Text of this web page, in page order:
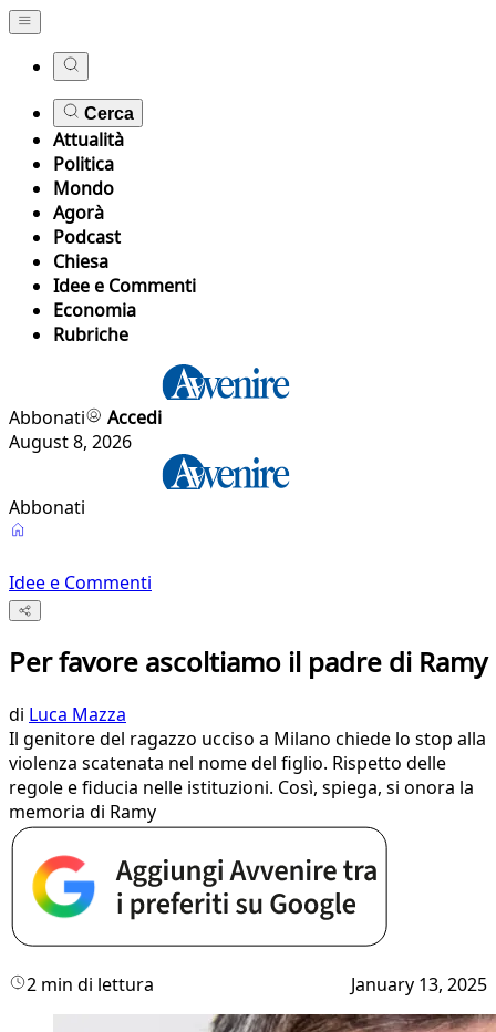
Cerca
Attualità
Politica
Mondo
Agorà
Podcast
Chiesa
Idee e Commenti
Economia
Rubriche
Abbonati
Accedi
August 8, 2026
Abbonati
Idee e Commenti
Per favore ascoltiamo il padre di Ramy
di Luca Mazza
Il genitore del ragazzo ucciso a Milano chiede lo stop alla
violenza scatenata nel nome del figlio. Rispetto delle
regole e fiducia nelle istituzioni. Così, spiega, si onora la
memoria di Ramy
2 min di lettura January 13, 2025